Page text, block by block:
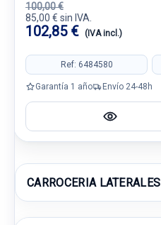
100,00 €
85,00 € sin IVA.
102,85 € (IVA incl.)
Ref: 6484580
Garantía 1 año Envío 24-48h
CARROCERIA LATERALES